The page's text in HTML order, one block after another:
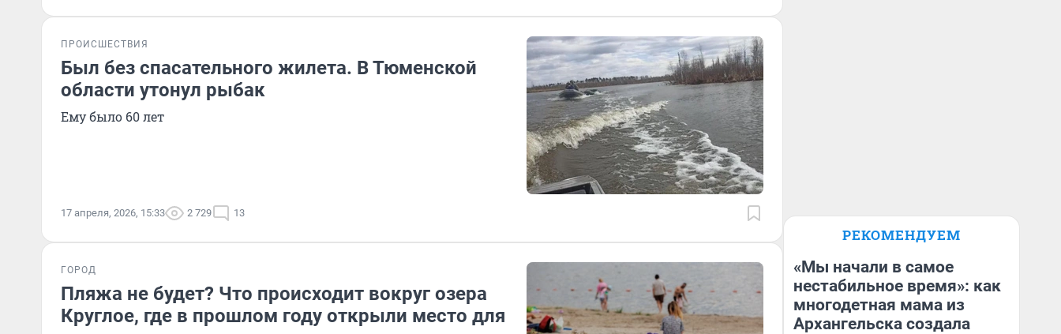
ПРОИСШЕСТВИЯ
Был без спасательного жилета. В Тюменской
области утонул рыбак
Ему было 60 лет
17 апреля, 2026, 15:33 2 729 13
ГОРОД
Пляжа не будет? Что происходит вокруг озера
Круглое, где в прошлом году открыли место для
РЕКОМЕНДУЕМ
«Мы начали в самое
нестабильное время»: как
многодетная мама из
Архангельска создала